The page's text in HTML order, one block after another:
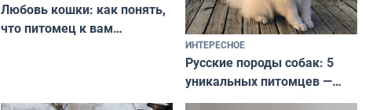
Любовь кошки: как понять,
что питомец к вам
ИНТЕРЕСНОЕ
Русские породы собак: 5
уникальных питомцев —
национальные сокровища